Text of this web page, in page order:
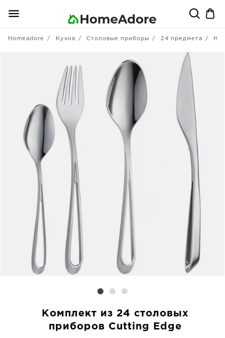
Homeadore Кухня Столовые приборы 24 предмета
Комплект из 24 столовых
приборов Cutting Edge